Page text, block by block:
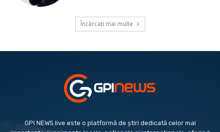
Încărcați mai multe
GPI NEWS.live este o platformă de știri dedicată celor mai